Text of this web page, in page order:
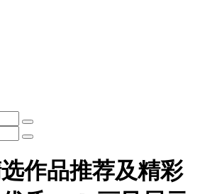
作品推荐及精彩